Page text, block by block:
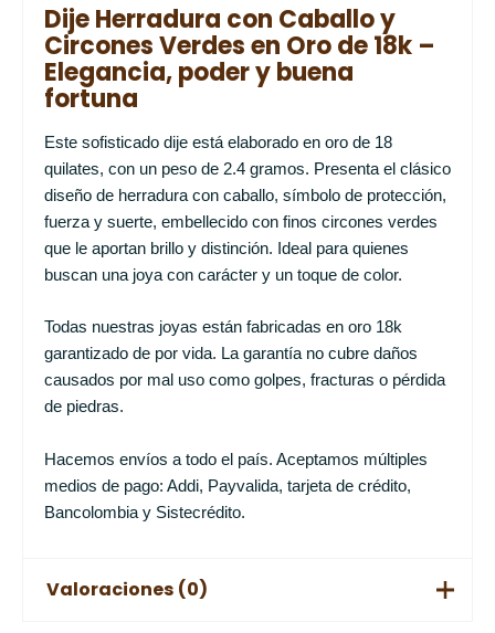
Dije Herradura con Caballo y
Circones Verdes en Oro de 18k –
Elegancia, poder y buena
fortuna
Este sofisticado dije está elaborado en oro de 18
quilates, con un peso de 2.4 gramos. Presenta el clásico
diseño de herradura con caballo, símbolo de protección,
fuerza y suerte, embellecido con finos circones verdes
que le aportan brillo y distinción. Ideal para quienes
buscan una joya con carácter y un toque de color.
Todas nuestras joyas están fabricadas en oro 18k
garantizado de por vida. La garantía no cubre daños
causados por mal uso como golpes, fracturas o pérdida
de piedras.
Hacemos envíos a todo el país. Aceptamos múltiples
medios de pago: Addi, Payvalida, tarjeta de crédito,
Bancolombia y Sistecrédito.
Valoraciones (0)